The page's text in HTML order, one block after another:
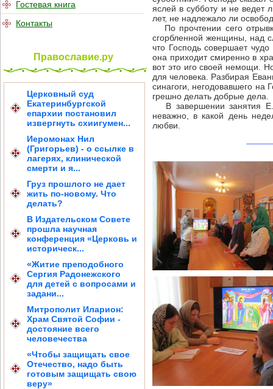
Гостевая книга
Контакты
Православие.ру
Церковный суд
Екатеринбургской
епархии постановил
извергнуть схиигумен...
Иеромонах Нил
(Григорьев) - о ссылке в
лагерях, клинической
смерти и я...
Груз прошлого не дает
жить по-новому. Что
делать?
В Издательском Совете
прошла научная
конференция «Церковь и
историческ...
«Житие преподобного
Сергия Радонежского
для детей с вопросами и
задани...
Митрополит Иларион:
Храм Святой Софии -
достояние всего
человечества
«Чтобы защищать свое
Отечество, надо быть
готовым защищать свою
веру»
яслей в субботу и не ведет
лет, не надлежало ли
По прочтении сего
сгорбленной женщины, над
что Господь совершает
она приходит смиренно в
вот это иго своей немощи.
для человека. Разбирая
синагоги, негодовавшего на
грешно делать добрые дела.
В завершении занятия
неважно, в какой день
любви.